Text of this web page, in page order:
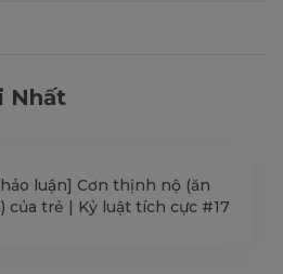
Nhất
luận] Cơn thịnh nộ (ăn
của trẻ | Kỷ luật tích cực #17